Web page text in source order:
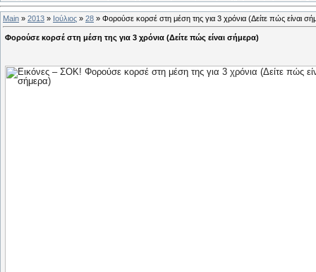
Main » 2013 » Ιούλιος » 28 » Φορούσε κορσέ στη μέση της για 3 χρόνια (Δείτε πώς είναι
Φορούσε κορσέ στη μέση της για 3 χρόνια (Δείτε πώς είναι σήμερα)